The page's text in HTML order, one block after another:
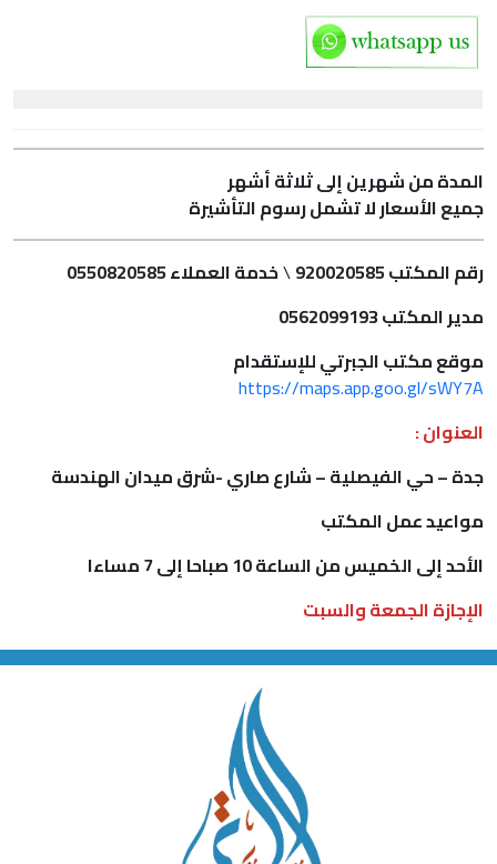
المدة من شهرين إلى ثلاثة أشهر
جميع الأسعار لا تشمل رسوم التأشيرة
رقم المكتب 920020585
\خدمة العملاء 0550820585
مدير المكتب 0562099193
موقع مكتب الجبرتي للإستقدام
https://maps.app.goo.gl/sWY7A
العنوان :
جدة – حي الفيصلية – شارع صاري -شرق ميدان الهندسة
مواعيد عمل المكتب
الأحد إلى الخميس من الساعة 10 صباحا إلى 7 مساءا
الإجازة الجمعة والسبت